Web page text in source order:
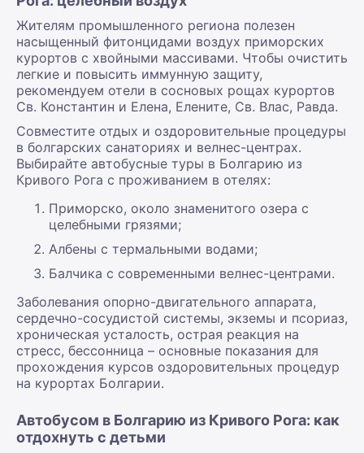
Жителям промышленного региона полезен
насыщенный фитонцидами воздух приморских
курортов с хвойными массивами. Чтобы очистить
легкие и повысить иммунную защиту,
рекомендуем отели в сосновых рощах курортов
Св. Константин и Елена, Елените, Св. Влас, Равда.
Совместите отдых и оздоровительные процедуры
в болгарских санаториях и велнес-центрах.
Выбирайте автобусные туры в Болгарию из
Кривого Рога с проживанием в отелях:
Приморско, около знаменитого озера с
целебными грязями;
Албены с термальными водами;
Балчика с современными велнес-центрами.
Заболевания опорно-двигательного аппарата,
сердечно-сосудистой системы, экземы и псориаз,
хроническая усталость, острая реакция на
стресс, бессонница – основные показания для
прохождения курсов оздоровительных процедур
на курортах Болгарии.
Автобусом в Болгарию из Кривого Рога: как
отдохнуть с детьми